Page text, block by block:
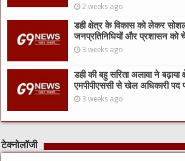
2 weeks ago
डही क्षेत्र के विकास को लेकर
जनप्रतिनिधियों और प्रशासन को
3 weeks ago
डही की बहु सरिता अलावा ने बढ़ाया
एमपीपीएससी से खेल अधिकारी पद
3 weeks ago
टेक्नोलॉजी